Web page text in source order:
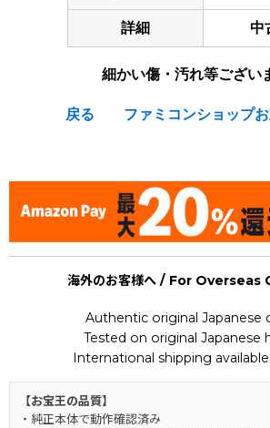
詳細 中
細かい傷・汚れ等ござい
戻る ファミコンショップ
海外のお客様へ / For
Authentic original Japanese
Tested on original Japanese
International shipping
【お宝王の品質】
・純正本体で動作確認済み